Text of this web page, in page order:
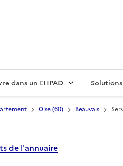
dans un EHPAD
Oise (60) Beauvais
de l'annuaire